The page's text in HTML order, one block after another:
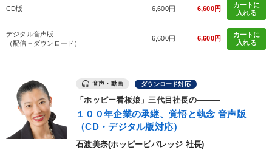
CD版 6,600円 6,600円
カートに
入れる
デジタル音声版
（配信＋ダウンロード）
6,600円 6,600円
カートに
入れる
音声・動画 ダウンロード対応
「ホッピー看板娘」三代目社長の―――
１００年企業の承継、覚悟と執念 音声版
（CD・デジタル版対応）
石渡美奈(ホッピービバレッジ 社長)